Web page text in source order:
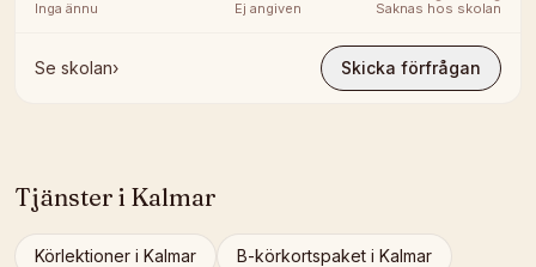
Inga ännu Ej angiven Saknas hos skolan
Se skolan› Skicka förfrågan
Tjänster i Kalmar
Körlektioner i Kalmar B-körkortspaket i Kalmar